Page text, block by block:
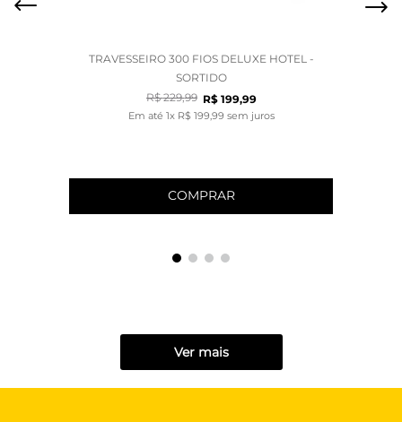
TRAVESSEIRO 300 FIOS DELUXE HOTEL -
SORTIDO
R$ 229,99 R$ 199,99
Em até 1x R$ 199 99 sem juros
COMPRAR
Ver mais